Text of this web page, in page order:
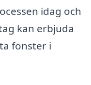
idag och
kan erbjuda
fönster i